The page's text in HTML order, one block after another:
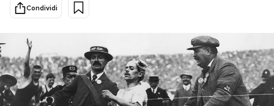
Economia
Mondiali calcio 2026
PODCAST
Condividi